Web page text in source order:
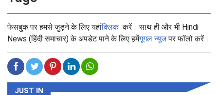
फेसबुक पर हमसे जुड़ने के लिए यहांक्लिककरें। साथ ही और भी Hindi
News (हिंदी समाचार) के अपडेट पाने के लिए हमेंगूगल न्यूजपर फॉलो करें।
JUST IN